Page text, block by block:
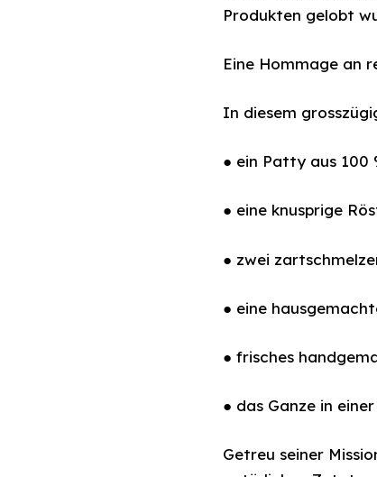
Produkten gelobt
Eine Hommage an
In diesem
● ein Patty aus 100
● eine knusprige
● zwei
● eine
● frisches
● das Ganze in
Getreu seiner